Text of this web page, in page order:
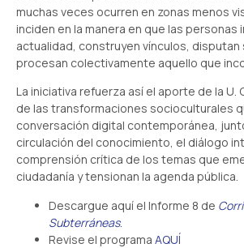
muchas veces ocurren en zonas menos
inciden en la manera en que las personas
actualidad, construyen vínculos,
procesan colectivamente aquello que
La iniciativa refuerza así el aporte de la U.
de las transformaciones socioculturales
conversación digital contemporánea,
circulación del conocimiento, el diálogo
comprensión crítica de los temas que
ciudadanía y tensionan la agenda pública.
Descargue aquí el Informe 8 de
Subterráneas.
Revise el programa AQUÍ